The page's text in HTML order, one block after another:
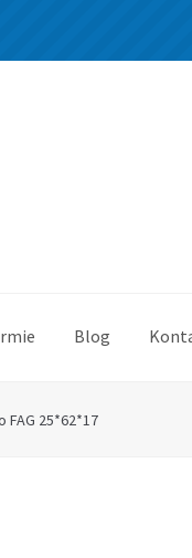
Blog
FAG 25*62*17